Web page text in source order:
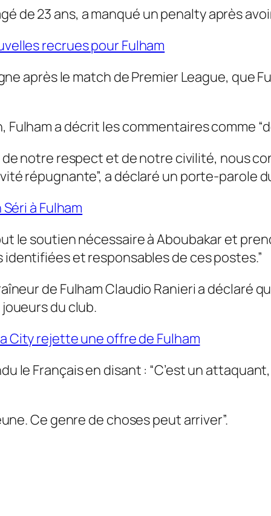
de 23 ans, a manqué un penalty après
recrues pour Fulham
après le match de Premier League, que
Fulham a décrit les commentaires comme
de notre respect et de notre civilité, nous
répugnante”, a déclaré un porte-parole
Séri à Fulham
le soutien nécessaire à Aboubakar et
et responsables de ces postes.”
de Fulham Claudio Ranieri a déclaré
du club.
City rejette une offre de Fulham
le Français en disant : “C’est un
Ce genre de choses peut arriver”.